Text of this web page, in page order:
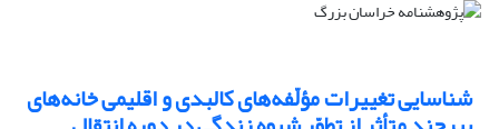
شناسایی تغییرات مؤلّفه‌های کالبدی و اقلیمی خانه‌های